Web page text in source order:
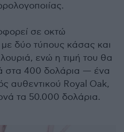
σε οκτώ
δύο τύπους κάσας και
ενώ η τιμή του θα
στα 400 δολάρια — ένα
αυθεντικού Royal Oak,
τα 50.000 δολάρια.